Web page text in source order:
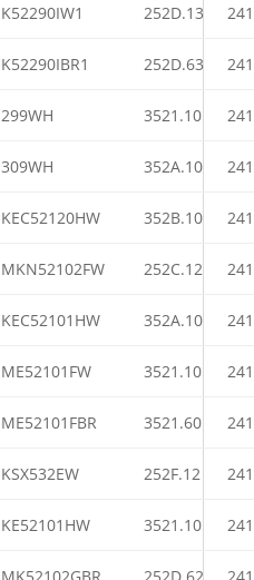
K52290IW1 252D.13
K52290IBR1 252D.63
299WH 3521.10
309WH 352A.10
KEC52120HW 352B.10
MKN52102FW 252C.12
KEC52101HW 352A.10
ME52101FW 3521.10
ME52101FBR 3521.60
KSX532EW 252F.12
KE52101HW 3521.10